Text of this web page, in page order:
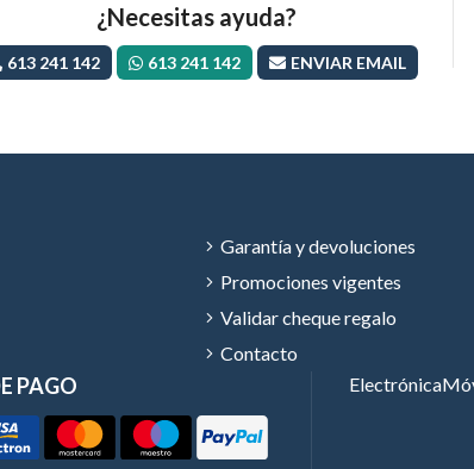
¿Necesitas ayuda?
613 241 142 613 241 142 ENVIAR EMAIL
PAGO
Garantía y devoluciones
Promociones vigentes
Validar cheque regalo
Contacto
Electrónica